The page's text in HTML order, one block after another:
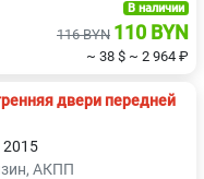
В наличии
116 BYN 110 BYN
~ 38 $ ~ 2 964 ₽
двери передней
2015
АКПП